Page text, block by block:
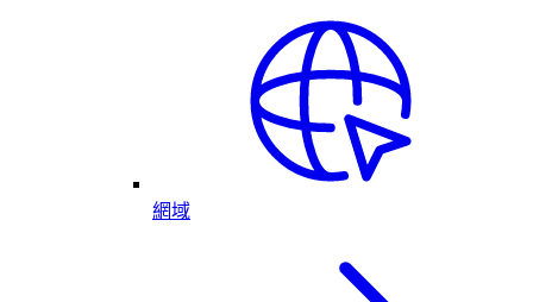
網域